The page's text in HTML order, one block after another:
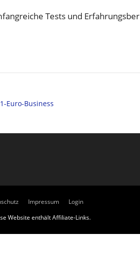
Tests und
Euro-Business
Impressum
Login
Website enthält Affiliate-Links.